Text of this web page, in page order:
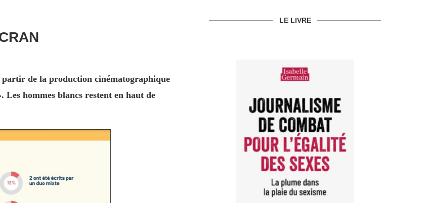
partir de la production cinématographique
Les hommes blancs restent en haut de
LE LIVRE